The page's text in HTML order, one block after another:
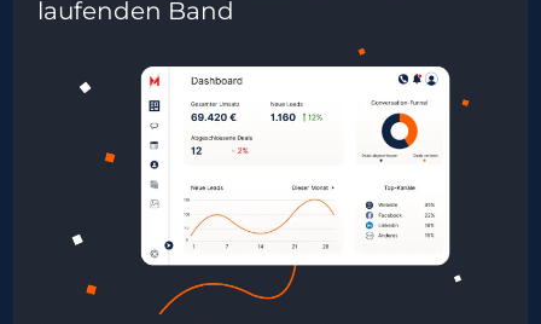
laufenden Band